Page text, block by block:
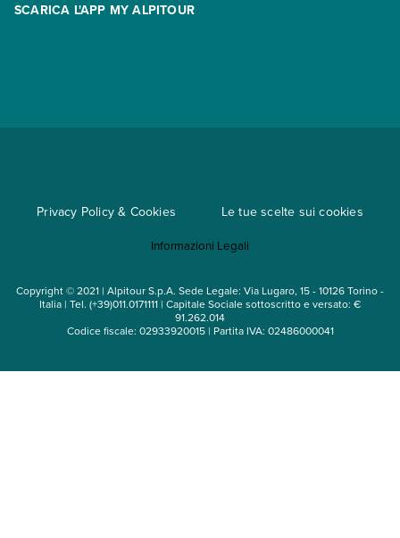
Assicurazioni
Condizioni generali di contratto
Mappa del sito
SCARICA L'APP MY ALPITOUR
Privacy Policy & Cookies Le tue scelte sui cookies
Informazioni Legali
Copyright © 2021 | Alpitour S.p.A. Sede Legale: Via Lugaro, 15 - 10126 Torino -
Italia | Tel. (+39)011.0171111 | Capitale Sociale sottoscritto e versato: €
91.262.014
Codice fiscale: 02933920015 | Partita IVA: 02486000041